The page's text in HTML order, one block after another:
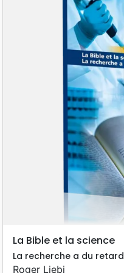
La Bible et la science
La recherche a du retard
Roger Liebi